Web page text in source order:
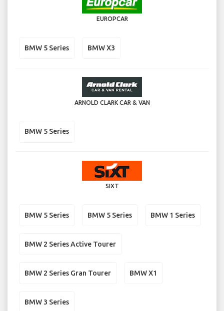
EUROPCAR
BMW 5 Series BMW X3
ARNOLD CLARK CAR & VAN
BMW 5 Series
SIXT
BMW 5 Series BMW 5 Series BMW 1 Series
BMW 2 Series Active Tourer
BMW 2 Series Gran Tourer BMW X1
BMW 3 Series